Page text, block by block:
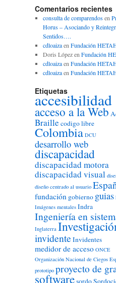
Comentarios recientes
consulta de comparendosen
Horus – Asociando y
Sentidos….
cdloaizaen Fundación
Doris Lópezen Fundación
cdloaizaen Fundación
cdloaizaen Fundación
Etiquetas
accesibilidad
acceso a la Web
Braille codigo libre
Colombia DCU
desarrollo web
discapacidad
discapacidad motora
discapacidad visual
diseño centrado al usuario
fundación gobierno guias
Imágenes mentales Indra
Ingeniería en
Inglaterra
invidente Invidentes
medidor de acceso ONCE
Organización Nacional de Ciegos
prototipo proyecto de
softwaresordo